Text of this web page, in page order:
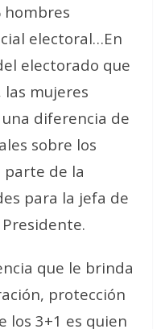
hombres
electoral…En
electorado que
mujeres
diferencia de
sobre los
parte de la
para la jefa de
que le brinda
protección
los 3+1 es quien